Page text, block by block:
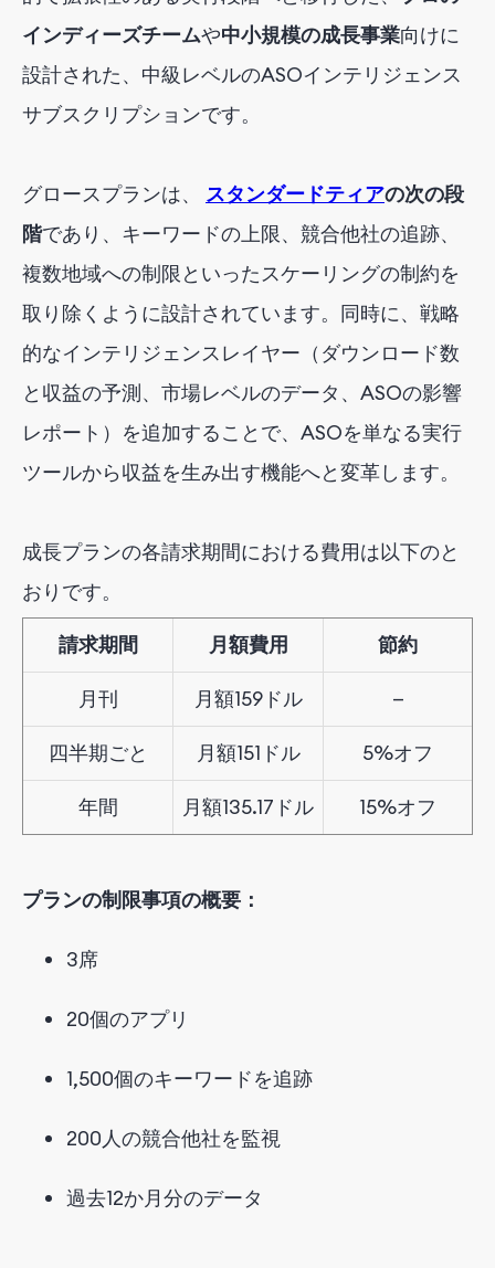
インディーズチームや中小規模の成長事業向けに
設計された、中級レベルのASOインテリジェンス
サブスクリプションです。
グロースプランは、 スタンダードティアの次の段
階であり 、 キーワードの上限、競合他社の追跡、
複数地域への制限といったスケーリングの制約を
取り除くように設計されています。同時に、戦略
的なインテリジェンスレイヤー（ダウンロード数
と収益の予測、市場レベルのデータ、ASOの影響
レポート）を追加することで、ASOを単なる実行
ツールから収益を生み出す機能へと変革します。
成長プランの各請求期間における費用は以下のと
おりです。
請求期間 月額費用 節約
月刊 月額159ドル —
四半期ごと 月額151ドル 5%オフ
年間 月額135.17ドル 15%オフ
プランの制限事項の概要：
3席
20個のアプリ
1,500個のキーワードを追跡
200人の競合他社を監視
過去12か月分のデータ